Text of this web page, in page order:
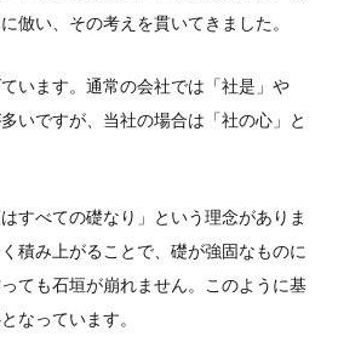
倣い、その考えを貫いてきました。
います。通常の会社では「社是」や
いですが、当社の場合は「社の心」と
すべての礎なり」という理念がありま
積み上がることで、礎が強固なものに
ても石垣が崩れません。このように基
なっています。